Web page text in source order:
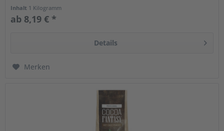
Inhalt 1 Kilogramm
ab 8,19 € *
Details
Merken